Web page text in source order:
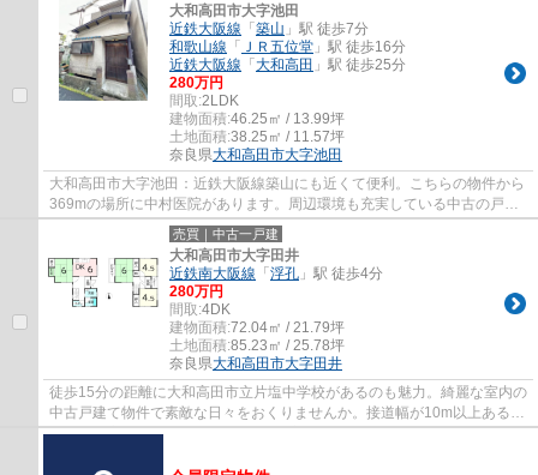
大和高田市大字池田
近鉄大阪線 「 築山 」駅 徒歩7分
和歌山線 「 ＪＲ五位堂 」駅 徒歩16分
近鉄大阪線 「 大和高田 」駅 徒歩25分
280万円
間取:2LDK
建物面積:46.25㎡ / 13.99坪
土地面積:38.25㎡ / 11.57坪
奈良県大和高田市大字池田
大和高田市大字池田：近鉄大阪線築山にも近くて便利。こちらの物件から
369mの場所に中村医院があります。周辺環境も充実している中古の戸建
て物件です。好評の駅近物件となっており、...
売買｜中古一戸建
大和高田市大字田井
近鉄南大阪線 「 浮孔 」駅 徒歩4分
280万円
間取:4DK
建物面積:72.04㎡ / 21.79坪
土地面積:85.23㎡ / 25.78坪
奈良県大和高田市大字田井
徒歩15分の距離に大和高田市立片塩中学校があるのも魅力。綺麗な室内の
中古戸建て物件で素敵な日々をおくりませんか。接道幅が10m以上あると
利便性が高いです。駅徒歩4分という立地が...